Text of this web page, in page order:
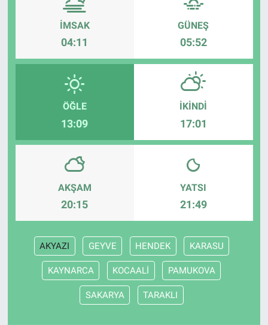
İMSAK
04:11
GÜNEŞ
05:52
ÖĞLE
13:09
İKINDI
17:01
AKŞAM
20:15
YATSI
21:49
AKYAZI GEYVE HENDEK KARASU
KAYNARCA KOCAALİ PAMUKOVA
SAKARYA TARAKLI